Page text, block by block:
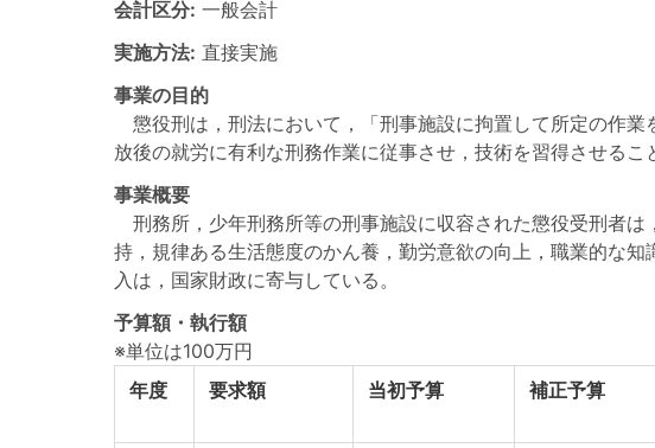
会計区分: 一般会計
実施方法: 直接実施
事業の目的
懲役刑は，刑法において，「刑事施設に拘置して所定の作
放後の就労に有利な刑務作業に従事させ，技術を習得させる
事業概要
刑務所，少年刑務所等の刑事施設に収容された懲役受刑者
持，規律ある生活態度のかん養，勤労意欲の向上，職業的な
入は，国家財政に寄与している。
予算額・執行額
※単位は100万円
年度
要求額 当初予算 補正予算